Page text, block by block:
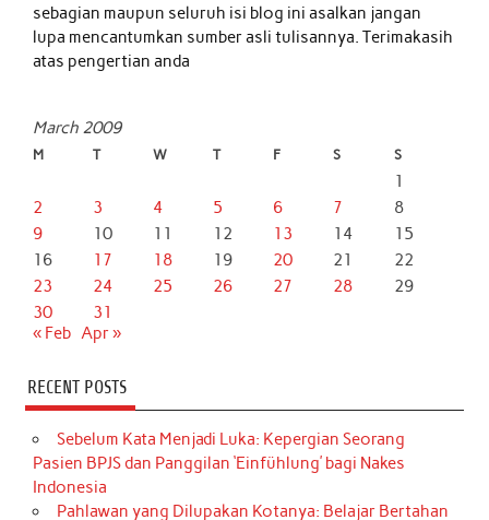
sebagian maupun seluruh isi blog ini asalkan jangan
lupa mencantumkan sumber asli tulisannya. Terimakasih
atas pengertian anda
March 2009
M T W T F S S
1
2
3 4 5 6 7
8
9
10 11 12 13 14
15
16
17 18 19 20 21
22
23
24 25 26 27 28
29
30
31
« Feb Apr »
RECENT POSTS
Sebelum Kata Menjadi Luka: Kepergian Seorang
Pasien BPJS dan Panggilan ‘Einfühlung’ bagi Nakes
Indonesia
Pahlawan yang Dilupakan Kotanya: Belajar Bertahan